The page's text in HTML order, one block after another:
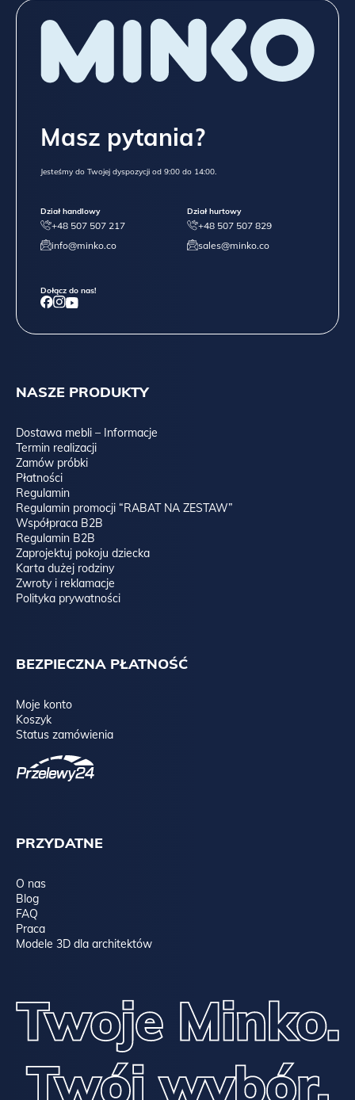
NASZE PRODUKTY
Dostawa mebli – Informacje
Termin realizacji
Zamów próbki
Płatności
Regulamin
Regulamin promocji “RABAT NA ZESTAW”
Współpraca B2B
Regulamin B2B
Zaprojektuj pokoju dziecka
Karta dużej rodziny
Zwroty i reklamacje
Polityka prywatności
BEZPIECZNA PŁATNOŚĆ
Moje konto
Koszyk
Status zamówienia
PRZYDATNE
O nas
Blog
FAQ
Praca
Modele 3D dla architektów
Masz pytania?
Jesteśmy do Twojej dyspozycji od 9:00 do 14:00.
Dział handlowy
+48 507 507 217
info@minko.co
Dział hurtowy
+48 507 507 829
sales@minko.co
Dołącz do nas!